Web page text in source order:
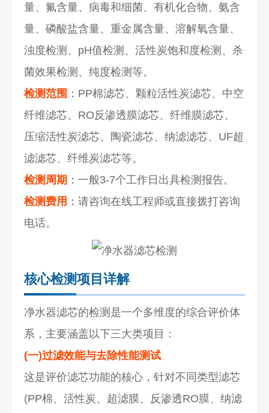
量、氟含量、病毒和细菌、有机化合物、氨含
量、磷酸盐含量、重金属含量、溶解氧含量、
浊度检测、pH值检测、活性炭饱和度检测、杀
菌效果检测、纯度检测等。
检测范围 ：PP棉滤芯、颗粒活性炭滤芯、中空
纤维滤芯、RO反渗透膜滤芯、纤维膜滤芯、
压缩活性炭滤芯、陶瓷滤芯、纳滤滤芯、UF超
滤滤芯、纤维炭滤芯等。
检测周期 ：一般3-7个工作日出具检测报告。
检测费用 ：请咨询在线工程师或直接拨打咨询
电话。
核心检测项目详解
净水器滤芯的检测是一个多维度的综合评价体
系，主要涵盖以下三大类项目：
(一)过滤效能与去除性能测试
这是评价滤芯功能的核心，针对不同类型滤芯
(PP棉、活性炭、超滤膜、反渗透RO膜、纳滤